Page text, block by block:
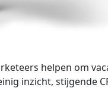
helpen om
inzicht, stijgende